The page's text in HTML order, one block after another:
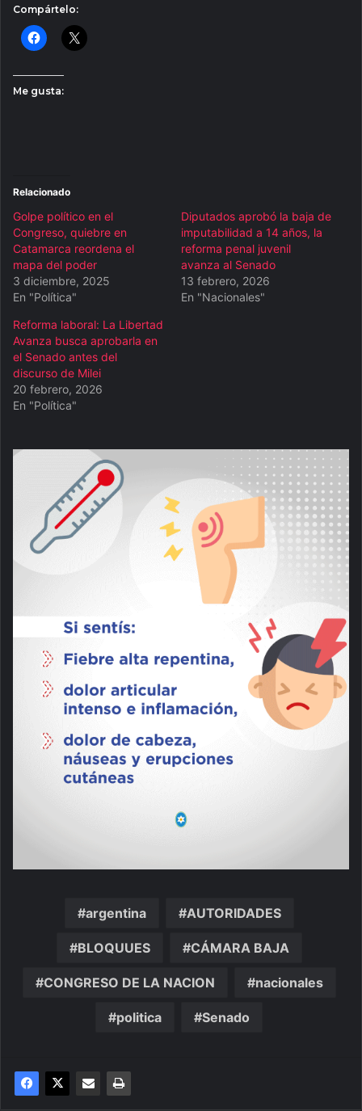
Compártelo:
Me gusta:
Relacionado
Golpe político en el
Congreso, quiebre en
Catamarca reordena el
mapa del poder
3 diciembre, 2025
En "Política"
Diputados aprobó la baja de
imputabilidad a 14 años, la
reforma penal juvenil
avanza al Senado
13 febrero, 2026
En "Nacionales"
Reforma laboral: La Libertad
Avanza busca aprobarla en
el Senado antes del
discurso de Milei
20 febrero, 2026
En "Política"
argentina AUTORIDADES
BLOQUUES CÁMARA BAJA
CONGRESO DE LA NACION nacionales
politica Senado